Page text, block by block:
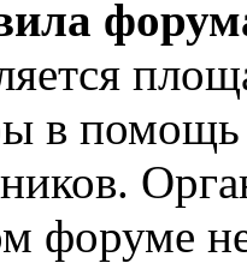
в помощь
форуме не